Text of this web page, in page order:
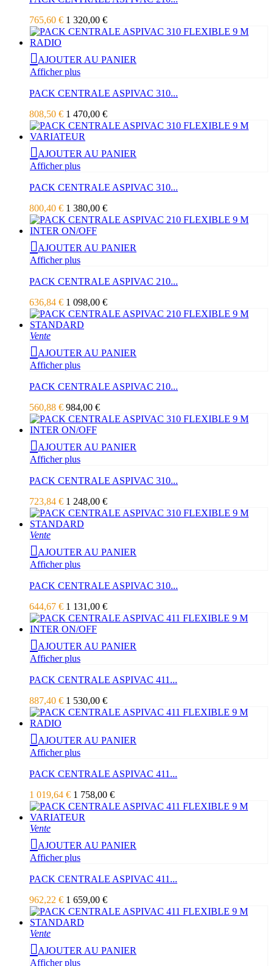
765,60 € 1 320,00 €
AJOUTER AU PANIER
Afficher plus
PACK CENTRALE ASPIVAC 310...
808,50 € 1 470,00 €
AJOUTER AU PANIER
Afficher plus
PACK CENTRALE ASPIVAC 310...
800,40 € 1 380,00 €
AJOUTER AU PANIER
Afficher plus
PACK CENTRALE ASPIVAC 210...
636,84 € 1 098,00 €
Vente
AJOUTER AU PANIER
Afficher plus
PACK CENTRALE ASPIVAC 210...
560,88 € 984,00 €
AJOUTER AU PANIER
Afficher plus
PACK CENTRALE ASPIVAC 310...
723,84 € 1 248,00 €
Vente
AJOUTER AU PANIER
Afficher plus
PACK CENTRALE ASPIVAC 310...
644,67 € 1 131,00 €
AJOUTER AU PANIER
Afficher plus
PACK CENTRALE ASPIVAC 411...
887,40 € 1 530,00 €
AJOUTER AU PANIER
Afficher plus
PACK CENTRALE ASPIVAC 411...
1 019,64 € 1 758,00 €
Vente
AJOUTER AU PANIER
Afficher plus
PACK CENTRALE ASPIVAC 411...
962,22 € 1 659,00 €
Vente
AJOUTER AU PANIER
Afficher plus